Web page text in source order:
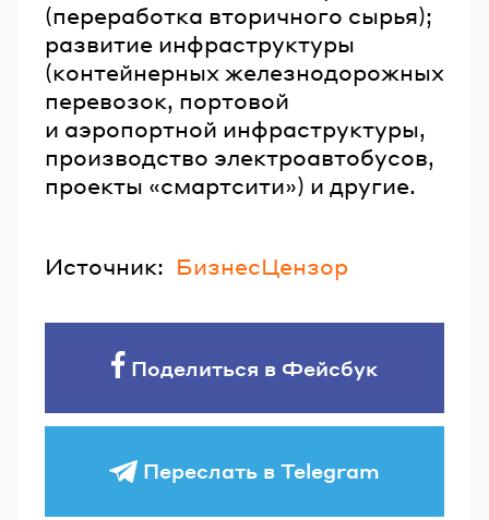
(переработка вторичного сырья);
развитие инфраструктуры
(контейнерных железнодорожных
перевозок, портовой
и аэропортной инфраструктуры,
производство электроавтобусов,
проекты «смартсити») и другие.
Источник: БизнесЦензор
Поделиться в Фейсбук
Переслать в Telegram